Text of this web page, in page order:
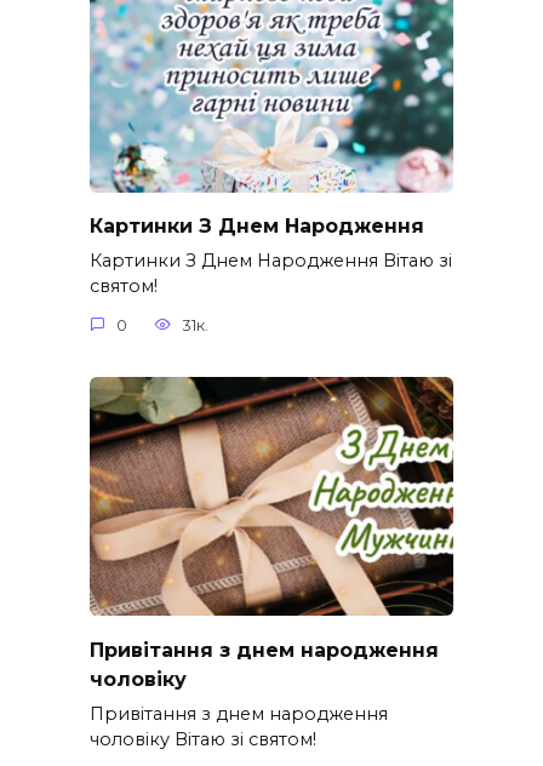
Картинки З Днем Народження
Картинки З Днем Народження Вітаю зі
святом!
0 31к.
Привітання з днем народження
чоловіку
Привітання з днем народження
чоловіку Вітаю зі святом!